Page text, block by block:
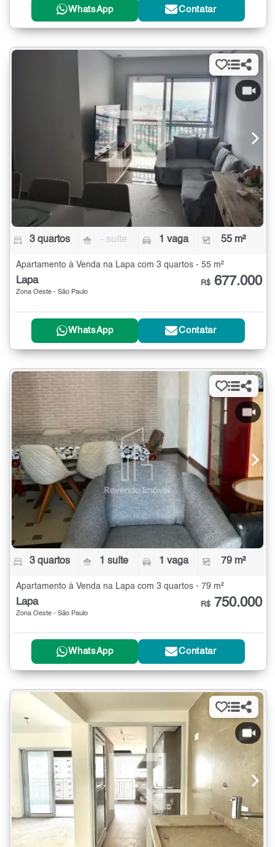
WhatsApp Contatar
3 quartos - suíte 1 vaga 55 m²
Apartamento à Venda na Lapa com 3 quartos - 55 m²
Lapa
Zona Oeste - São Paulo
R$ 677.000
WhatsApp Contatar
3 quartos 1 suíte 1 vaga 79 m²
Apartamento à Venda na Lapa com 3 quartos - 79 m²
Lapa
Zona Oeste - São Paulo
R$ 750.000
WhatsApp Contatar